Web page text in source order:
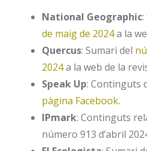
National Geographic:
de maig de 2024a la
Quercus: Sumari del
2024a la web de la
Speak Up: Continguts
pàgina Facebook.
IPmark: Continguts
número 913 d’abril